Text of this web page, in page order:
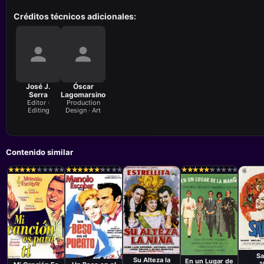
Créditos técnicos adicionales:
José J.
Serra
Editor ·
Editing
Óscar
Lagomarsino
Production
Design · Art
Contenido similar
★
★★
★★
★★
★★
★★
★★
★★
★★
★★
★
Película
Ramón
Torrado
★
★★
★★
★★
★★
★★
★★
★★
★★
★★
★
Película
Ramón
Torrado
Película
Mariano
Ozores
Puchol
Su Alteza la
★
★★
★★
★★
★★
★★
★★
★★
★★
★★
★
Película
Mariano
Ozores
En un Lugar de